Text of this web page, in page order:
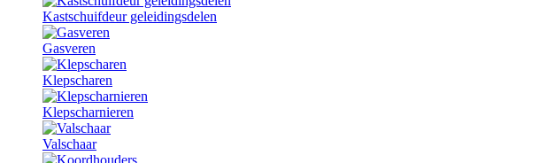
Kastschuifdeur geleidingsdelen
Gasveren
Klepscharen
Klepscharnieren
Valschaar